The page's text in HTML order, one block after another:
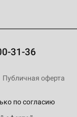
31-36
по согласию
Публичная оферта